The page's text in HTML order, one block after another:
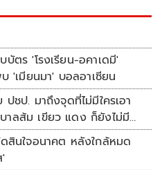
ตร 'โรงเรียน-อคาเดมี'
'เมียนมา' บอลอาเซียน
ชป. มาถึงจุดที่ไม่มีใครเอา
าลส้ม เขียว แดง ก็ยังไม่มีฟ้า
สินใจอนาคต หลังใกล้หมด